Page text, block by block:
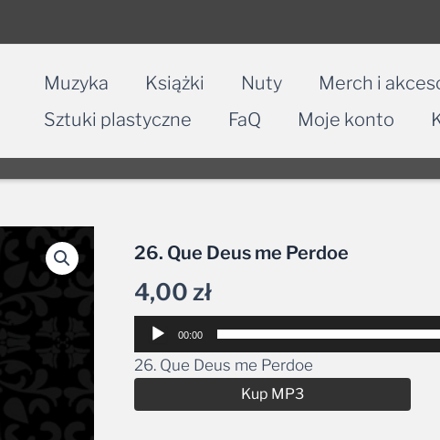
Muzyka Książki Nuty Merch i
Sztuki plastyczne
FaQ Moje konto
26. Que Deus me Perdoe
4,00zł
Odtwarzacz
plików
dźwiękowych
00:00
26. Que Deus me Perdoe
Kup MP3